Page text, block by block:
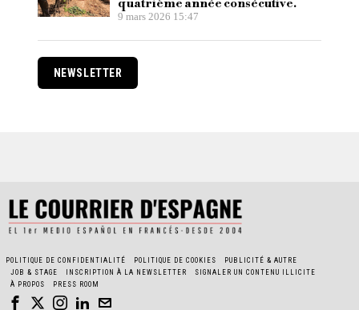
quatrième année consécutive.
9 mars 2026 15:47
NEWSLETTER
POLITIQUE DE CONFIDENTIALITÉ POLITIQUE DE COOKIES
PUBLICITÉ & AUTRE
JOB & STAGE
INSCRIPTION À LA NEWSLETTER
SIGNALER UN CONTENU ILLICITE
À PROPOS
PRESS ROOM